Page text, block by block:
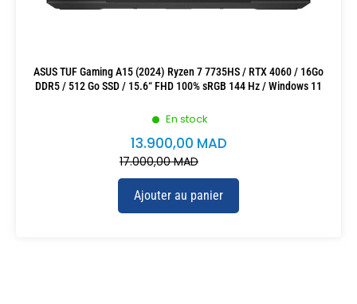
En stock
ASUS TUF Gaming A15 (2024) Ryzen 7 7735HS / RTX 4060 / 16Go
DDR5 / 512 Go SSD / 15.6“ FHD 100% sRGB 144 Hz / Windows 11
17.000,00MAD
13.900,00 MAD
Ajouter au panier